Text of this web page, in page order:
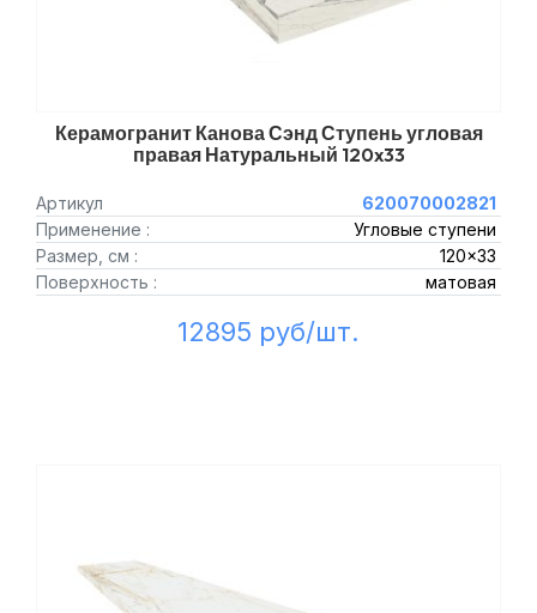
Керамогранит Канова Сэнд Ступень угловая
правая Натуральный 120x33
Артикул
620070002821
Применение :
Угловые ступени
Размер, см :
120x33
Поверхность :
матовая
12895 руб/шт.